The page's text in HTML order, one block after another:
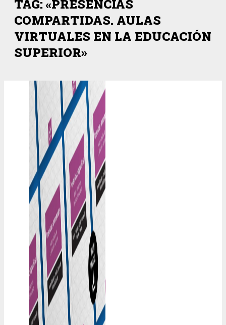
TAG: «PRESENCIAS
COMPARTIDAS. AULAS
VIRTUALES EN LA EDUCACIÓN
SUPERIOR»